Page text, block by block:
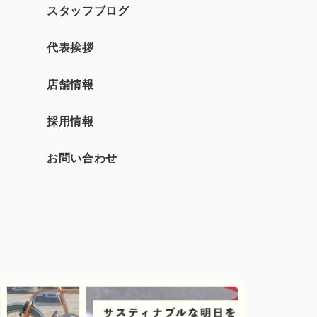
スタッフブログ
代表挨拶
店舗情報
採用情報
お問い合わせ